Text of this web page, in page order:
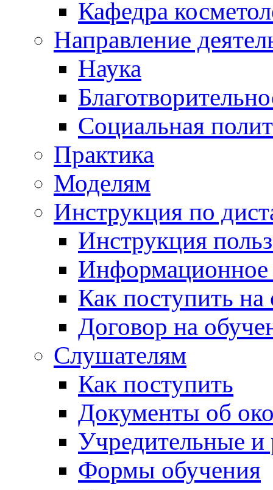
Кафедра
Направление
Наука
Социальная
Практика
Моделям
Инструкция по
Инструкция
Информационное
Как поступить на
Договор на
Слушателям
Как поступить
Документы об
Учредительные
Формы обучения